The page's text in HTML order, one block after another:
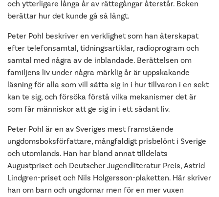
och ytterligare långa år av rättegångar återstår. Boken
berättar hur det kunde gå så långt.
Peter Pohl beskriver en verklighet som han återskapat
efter telefonsamtal, tidningsartiklar, radioprogram och
samtal med några av de inblandade. Berättelsen om
familjens liv under några märklig år är uppskakande
läsning för alla som vill sätta sig in i hur tillvaron i en sekt
kan te sig, och försöka förstå vilka mekanismer det är
som får människor att ge sig in i ett sådant liv.
Peter Pohl är en av Sveriges mest framstående
ungdomsboksförfattare, mångfaldigt prisbelönt i Sverige
och utomlands. Han har bland annat tilldelats
Augustpriset och Deutscher Jugendliteratur Preis, Astrid
Lindgren-priset och Nils Holgersson-plaketten. Här skriver
han om barn och ungdomar men för en mer vuxen